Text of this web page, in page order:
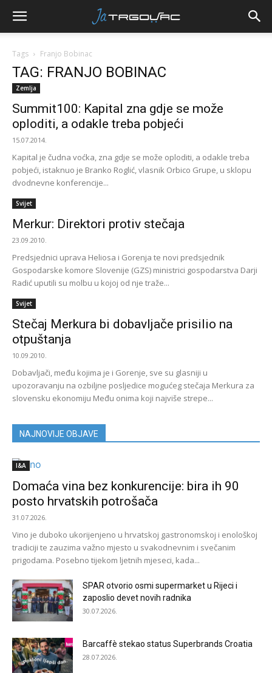
Tags Franjo Bobinac
TAG: FRANJO BOBINAC
Zemlja
Summit100: Kapital zna gdje se može
oploditi, a odakle treba pobjeći
15.07.2014.
Kapital je čudna voćka, zna gdje se može oploditi, a odakle treba
pobjeći, istaknuo je Branko Roglić, vlasnik Orbico Grupe, u sklopu
dvodnevne konferencije...
Svijet
Merkur: Direktori protiv stečaja
23.09.2010.
Predsjednici uprava Heliosa i Gorenja te novi predsjednik
Gospodarske komore Slovenije (GZS) ministrici gospodarstva Darji
Radić uputili su molbu u kojoj od nje traže...
Svijet
Stečaj Merkura bi dobavljače prisilio na
otpuštanja
10.09.2010.
Dobavljači, među kojima je i Gorenje, sve su glasniji u
upozoravanju na ozbiljne posljedice mogućeg stečaja Merkura za
slovensku ekonomiju Među onima koji najviše strepe...
NAJNOVIJE OBJAVE
I&A
Domaća vina bez konkurencije: bira ih 90
posto hrvatskih potrošača
31.07.2026.
Vino je duboko ukorijenjeno u hrvatskoj gastronomskoj i enološkoj
tradiciji te zauzima važno mjesto u svakodnevnim i svečanim
prigodama. Posebno tijekom ljetnih mjeseci, kada...
SPAR otvorio osmi supermarket u Rijeci i
zaposlio devet novih radnika
30.07.2026.
Barcaffè stekao status Superbrands Croatia
28.07.2026.